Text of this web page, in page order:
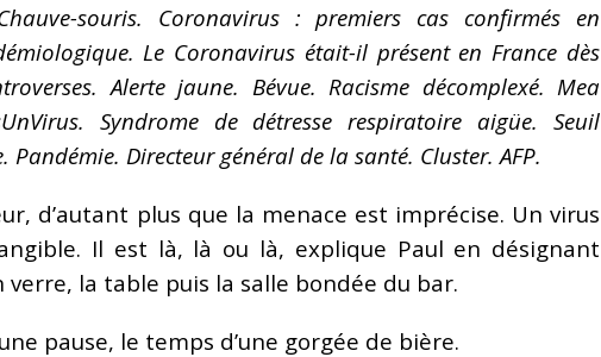
souris. Coronavirus : premiers cas confirmés en
Le Coronavirus était-il présent en France dès
Alerte jaune. Bévue. Racisme décomplexé. Mea
Syndrome de détresse respiratoire aigüe. Seuil
Pandémie. Directeur général de la santé. Cluster. AFP.
d’autant plus que la menace est imprécise. Un virus
Il est là, là ou là, explique Paul en désignant
verre, la table puis la salle bondée du bar.
pause, le temps d’une gorgée de bière.